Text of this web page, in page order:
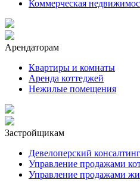
Коммерческая
Арендаторам
Квартиры и комнаты
Аренда коттеджей
Нежилые помещения
Застройщикам
Девелоперский
Управление продажами
Управление продажами